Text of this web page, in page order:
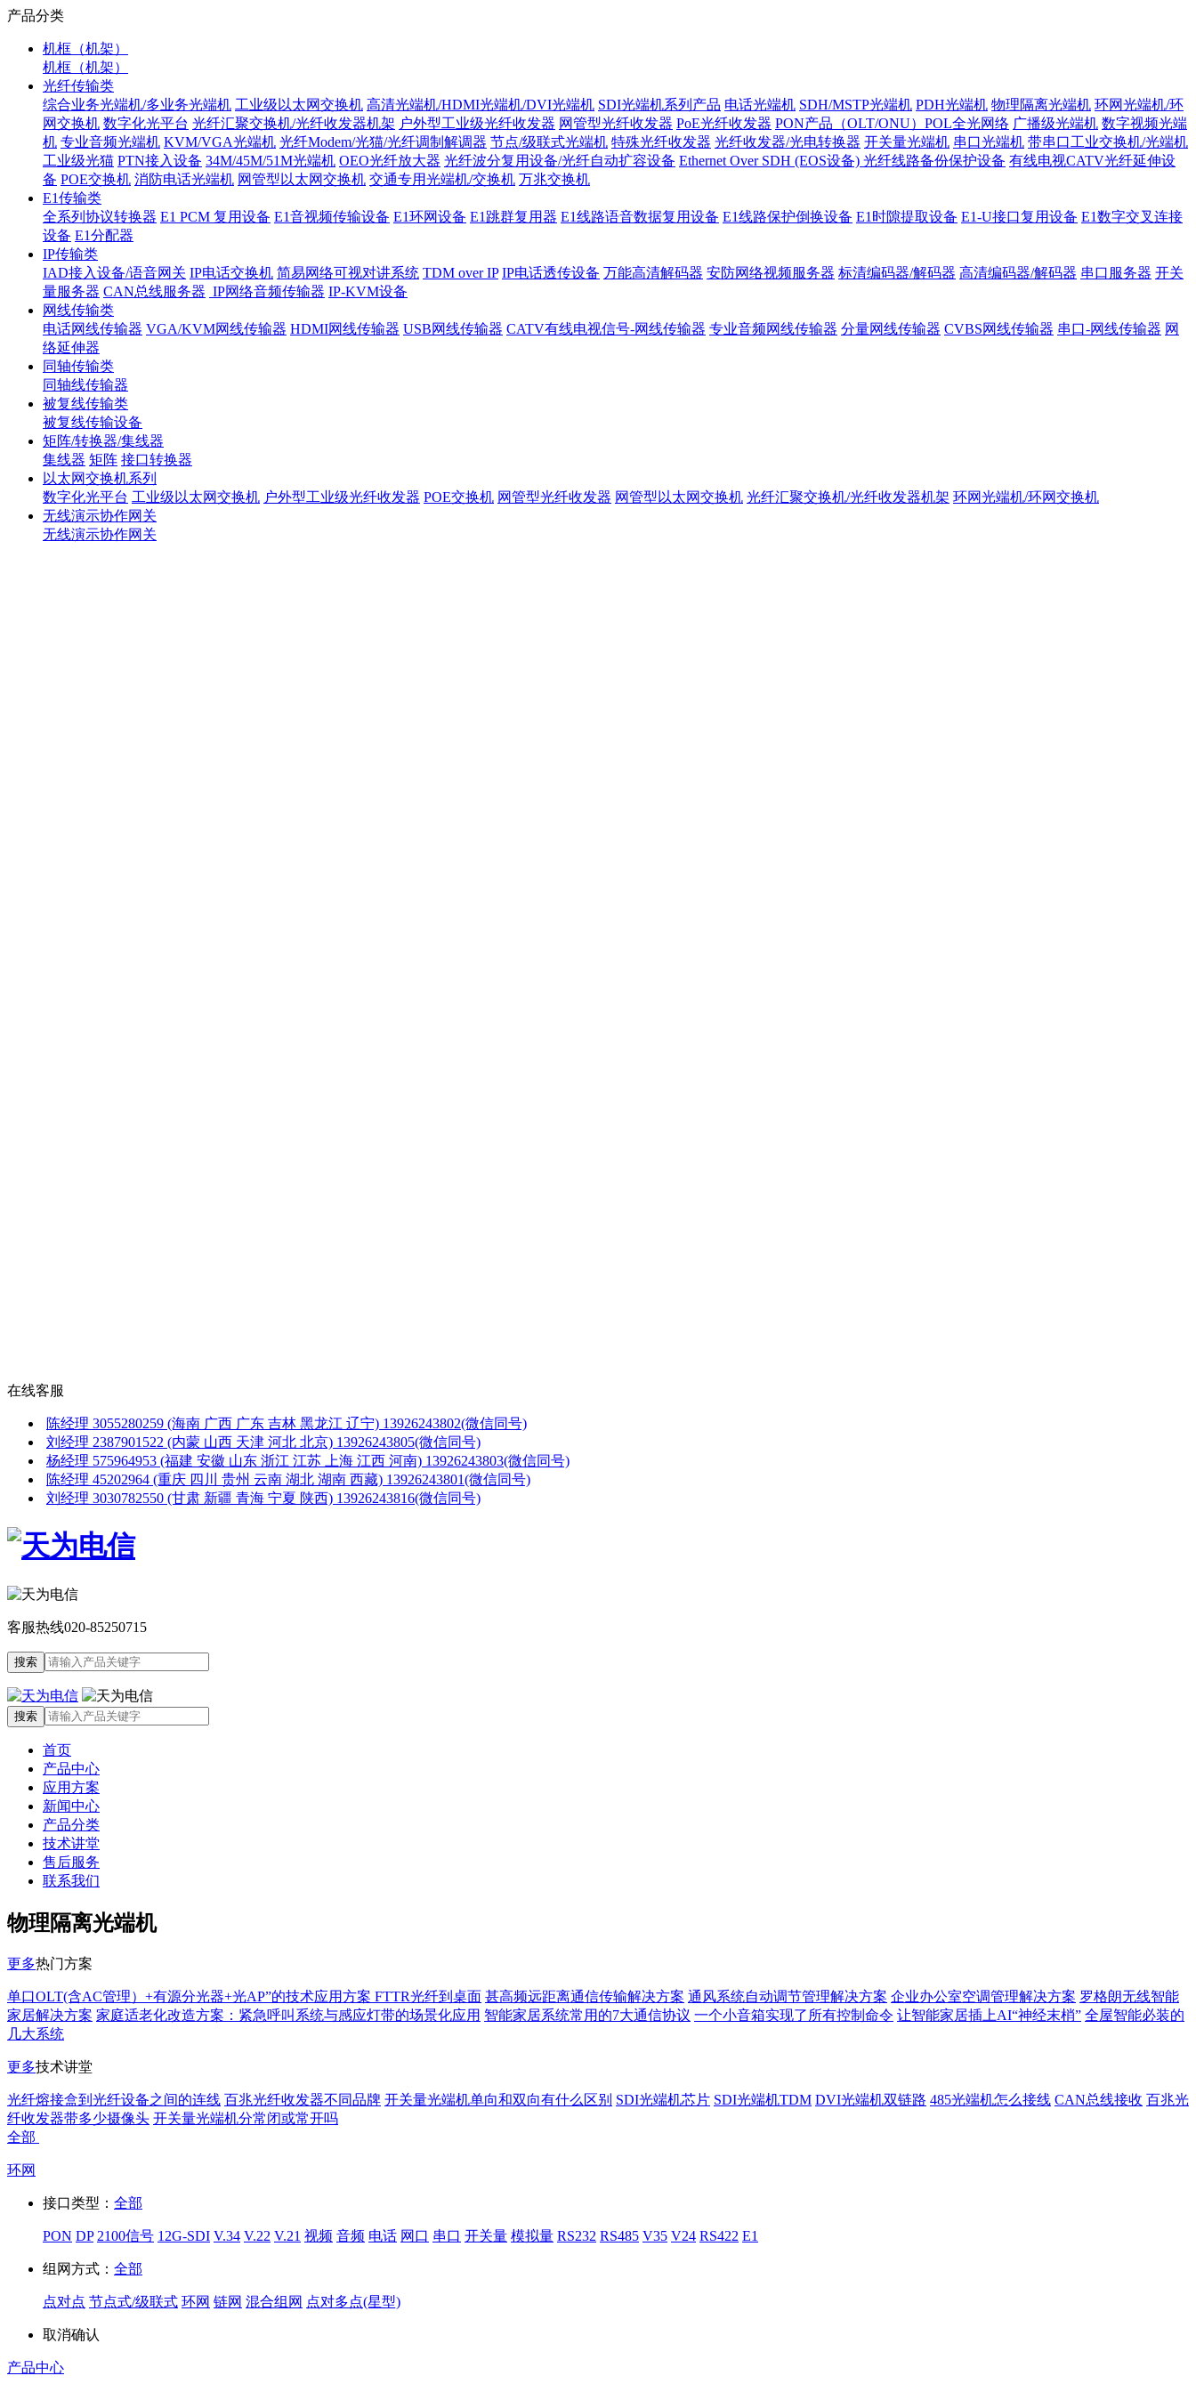
产品分类
机框（机架）
机框（机架）
光纤传输类
综合业务光端机/多业务光端机 工业级以太网交换机 高清光端机/HDMI光端机/DVI光端机 SDI光端机系列产品 电话光端机 SDH/MSTP光端机 PDH光端机 物理隔离光端机 环网光端机/环
网交换机 数字化光平台 光纤汇聚交换机/光纤收发器机架 户外型工业级光纤收发器 网管型光纤收发器 PoE光纤收发器 PON产品（OLT/ONU）POL全光网络 广播级光端机 数字视频光端
机 专业音频光端机 KVM/VGA光端机 光纤Modem/光猫/光纤调制解调器 节点/级联式光端机 特殊光纤收发器 光纤收发器/光电转换器 开关量光端机 串口光端机 带串口工业交换机/光端机
工业级光猫 PTN接入设备 34M/45M/51M光端机 OEO光纤放大器 光纤波分复用设备/光纤自动扩容设备 Ethernet Over SDH (EOS设备) 光纤线路备份保护设备 有线电视CATV光纤延伸设
备 POE交换机 消防电话光端机 网管型以太网交换机 交通专用光端机/交换机 万兆交换机
E1传输类
全系列协议转换器 E1 PCM 复用设备 E1音视频传输设备 E1环网设备 E1跳群复用器 E1线路语音数据复用设备 E1线路保护倒换设备 E1时隙提取设备 E1-U接口复用设备 E1数字交叉连接
设备 E1分配器
IP传输类
IAD接入设备/语音网关 IP电话交换机 简易网络可视对讲系统 TDM over IP IP电话透传设备 万能高清解码器 安防网络视频服务器 标清编码器/解码器 高清编码器/解码器 串口服务器 开关
量服务器 CAN总线服务器 IP网络音频传输器 IP-KVM设备
网线传输类
电话网线传输器 VGA/KVM网线传输器 HDMI网线传输器 USB网线传输器 CATV有线电视信号-网线传输器 专业音频网线传输器 分量网线传输器 CVBS网线传输器 串口-网线传输器 网
络延伸器
同轴传输类
同轴线传输器
被复线传输类
被复线传输设备
矩阵/转换器/集线器
集线器 矩阵 接口转换器
以太网交换机系列
数字化光平台 工业级以太网交换机 户外型工业级光纤收发器 POE交换机 网管型光纤收发器 网管型以太网交换机 光纤汇聚交换机/光纤收发器机架 环网光端机/环网交换机
无线演示协作网关
无线演示协作网关
在线客服
陈经理 3055280259 (海南 广西 广东 吉林 黑龙江 辽宁) 13926243802(微信同号)
刘经理 2387901522 (内蒙 山西 天津 河北 北京) 13926243805(微信同号)
杨经理 575964953 (福建 安徽 山东 浙江 江苏 上海 江西 河南) 13926243803(微信同号)
陈经理 45202964 (重庆 四川 贵州 云南 湖北 湖南 西藏) 13926243801(微信同号)
刘经理 3030782550 (甘肃 新疆 青海 宁夏 陕西) 13926243816(微信同号)
客服热线020-85250715
首页
产品中心
应用方案
新闻中心
产品分类
技术讲堂
售后服务
联系我们
物理隔离光端机
更多热门方案
单口OLT(含AC管理）+有源分光器+光AP”的技术应用方案 FTTR光纤到桌面 甚高频远距离通信传输解决方案 通风系统自动调节管理解决方案 企业办公室空调管理解决方案 罗格朗无线智能
家居解决方案 家庭适老化改造方案：紧急呼叫系统与感应灯带的场景化应用 智能家居系统常用的7大通信协议 一个小音箱实现了所有控制命令 让智能家居插上AI“神经末梢” 全屋智能必装的
几大系统
更多技术讲堂
光纤熔接盒到光纤设备之间的连线 百兆光纤收发器不同品牌 开关量光端机单向和双向有什么区别 SDI光端机芯片 SDI光端机TDM DVI光端机双链路 485光端机怎么接线 CAN总线接收 百兆光
纤收发器带多少摄像头 开关量光端机分常闭或常开吗
全部
环网
接口类型： 全部
PON DP 2100信号 12G-SDI V.34 V.22 V.21 视频 音频 电话 网口 串口 开关量 模拟量 RS232 RS485 V35 V24 RS422 E1
组网方式： 全部
点对点 节点式/级联式 环网 链网 混合组网 点对多点(星型)
取消确认
产品中心